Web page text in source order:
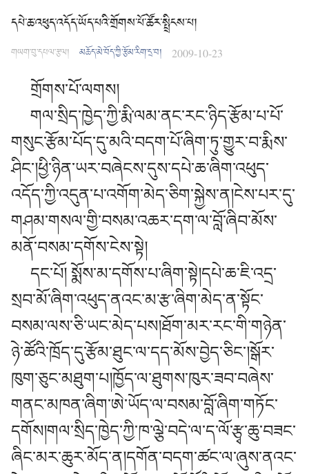
དཔེ་ཆ་འཕུད་འདོད་ཡོད་པའི་གྲོགས་པོ་ཚོར་སྤྲིངས་པ།
གཡག་བུ་དཔལ་རྩལ། མཆོད་མེ་བོད་ཀྱི་རྩོམ་རིག་དྲ་བ། 2009-10-23
གྲོགས་པོ་ལགས།
གལ་སྲིད་ཁྱེད་ཀྱི་རྨི་ལམ་ནང་རང་ཉིད་རྩོམ་པ་པོ་
གསུང་རྩོམ་པོད་དུ་མའི་བདག་པོ་ཞིག་ཏུ་གྱུར་བ་རྨིས་
ཤིང་།ཕྱི་ཉིན་ཡར་བཞེངས་དུས་དཔེ་ཆ་ཞིག་འཕུད་
འདོད་ཀྱི་འདུན་པ་འགོག་མེད་ཅིག་སྐྱེས་ན།ངེས་པར་དུ་
གཤམ་གསལ་གྱི་བསམ་འཆར་དག་ལ་བློ་ཞིབ་མོས་
མནོ་བསམ་དགོས་ངེས་སྟེ།
དང་པོ། སྨོས་མ་དགོས་པ་ཞིག་སྟེ།དཔེ་ཆ་ཇི་འདྲ་
སྲབ་མོ་ཞིག་འཕུད་ནའང་མ་རྩ་ཞིག་མེད་ན་སྟོང་
བསམ་ལས་ཅི་ཡང་མེད་པས།ཐོག་མར་རང་གི་གཉེན་
ཉེ་ཚོའི་ཁྲོད་དུ་རྩོམ་ཐུང་ལ་དད་མོས་བྱེད་ཅིང་།སྒོར་
ཁུག་ཅུང་མཐུག་པ།ཁྱོད་ལ་ཐུགས་ཁུར་ཟབ་བཞེས་
གནང་མཁན་ཞིག་ཨེ་ཡོད་ལ་བསམ་བློ་ཞིག་གཏོང་
དགོས།གལ་སྲིད་ཁྱེད་ཀྱི་ཁ་ལྕེ་བདེ་ལ་ད་ལོ་རྩྭ་ཆུ་བཟང་
ཞིང་མར་ཆུར་མོད་ན།དགོན་བདག་ཚང་ལ་ཞུས་ནའང་